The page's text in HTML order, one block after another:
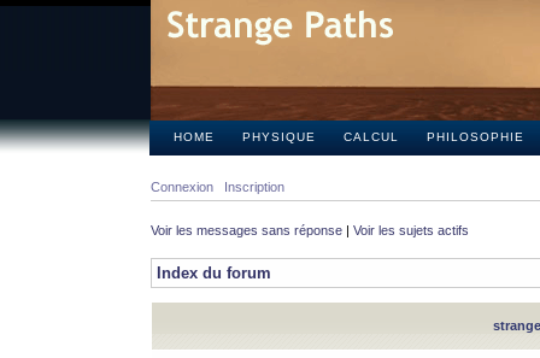
HOME PHYSIQUE CALCUL PHILOSOPHIE
Connexion Inscription
Voir les messages sans réponse | Voir les sujets actifs
Index du forum